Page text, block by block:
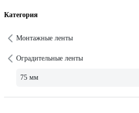
Категория
Монтажные ленты
Оградительные ленты
75 мм